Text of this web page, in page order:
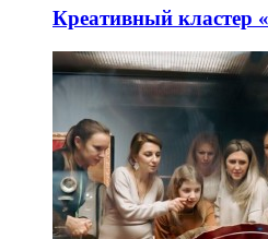
Креативный кластер